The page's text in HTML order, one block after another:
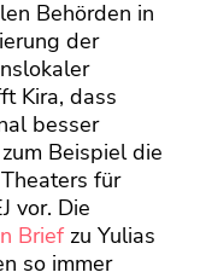
Behörden in
der
Kira, dass
besser
Beispiel die
für
vor. Die
Briefzu Yulias
so immer